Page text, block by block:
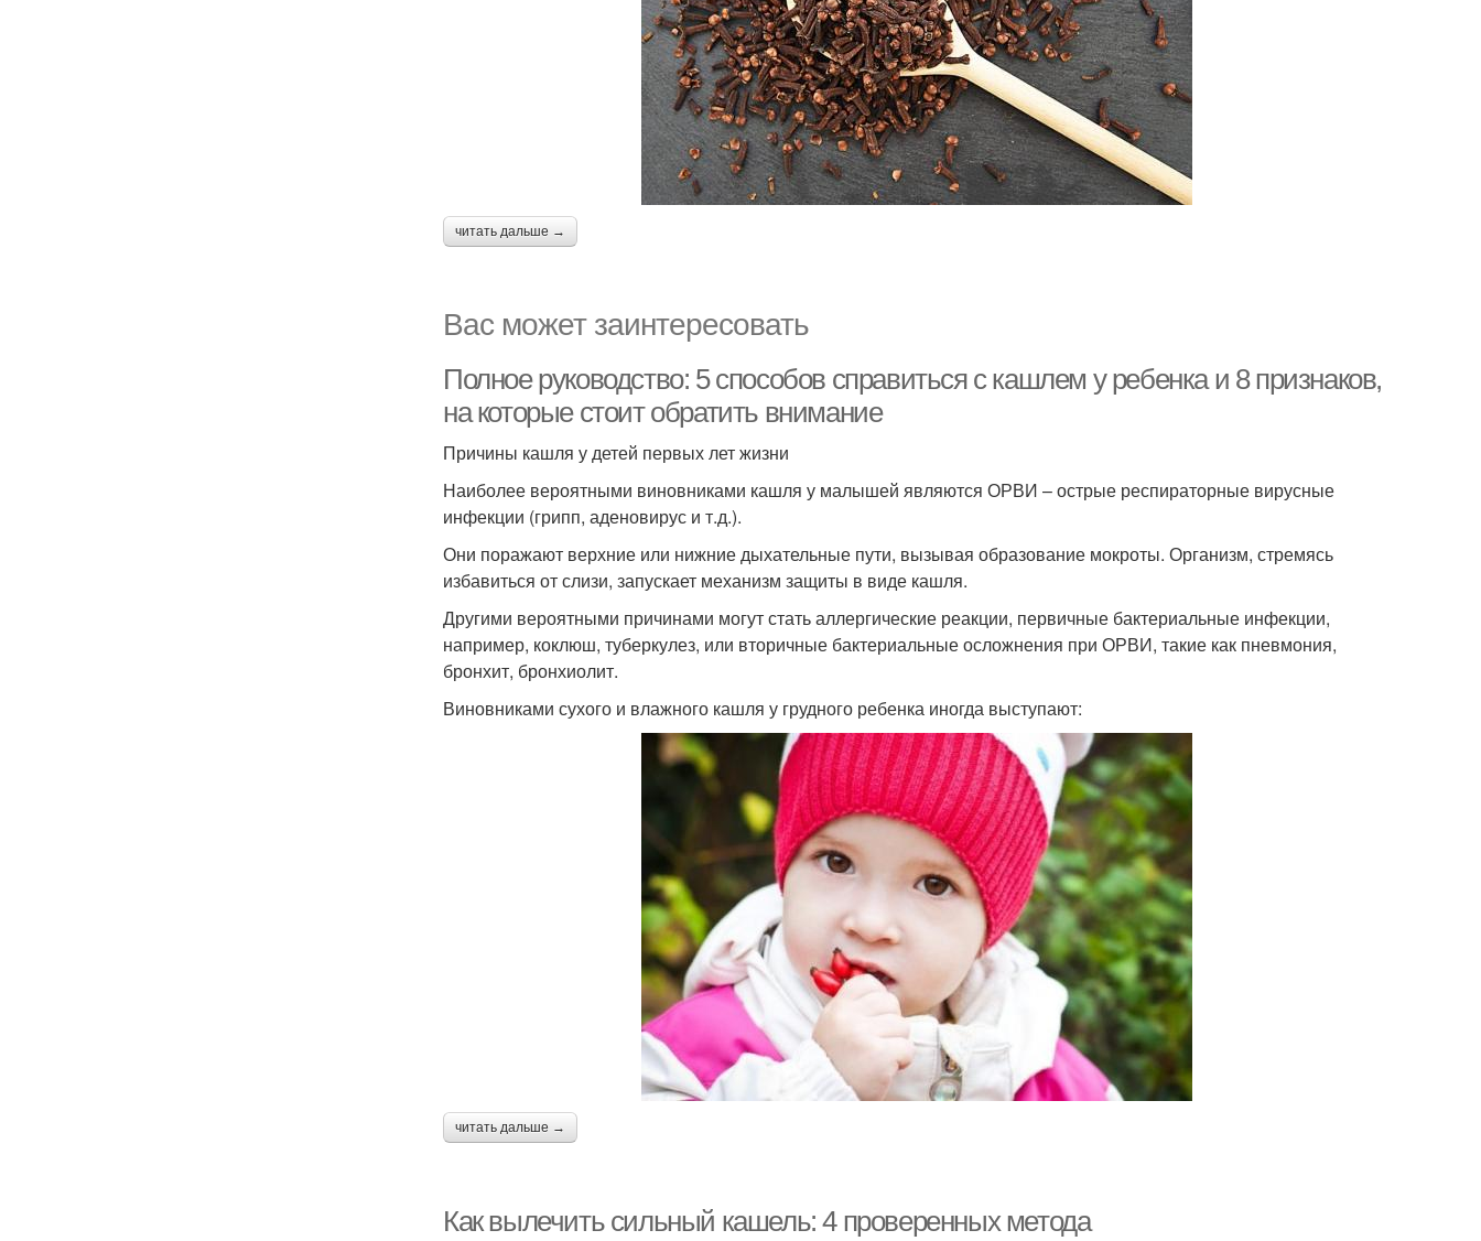
читать дальше →
Вас может заинтересовать
Полное руководство: 5 способов справиться с кашлем у ребенка и 8 признаков,
на которые стоит обратить внимание
Причины кашля у детей первых лет жизни
Наиболее вероятными виновниками кашля у малышей являются ОРВИ – острые респираторные вирусные
инфекции (грипп, аденовирус и т.д.).
Они поражают верхние или нижние дыхательные пути, вызывая образование мокроты. Организм, стремясь
избавиться от слизи, запускает механизм защиты в виде кашля.
Другими вероятными причинами могут стать аллергические реакции, первичные бактериальные инфекции,
например, коклюш, туберкулез, или вторичные бактериальные осложнения при ОРВИ, такие как пневмония,
бронхит, бронхиолит.
Виновниками сухого и влажного кашля у грудного ребенка иногда выступают:
читать дальше →
Как вылечить сильный кашель: 4 проверенных метода